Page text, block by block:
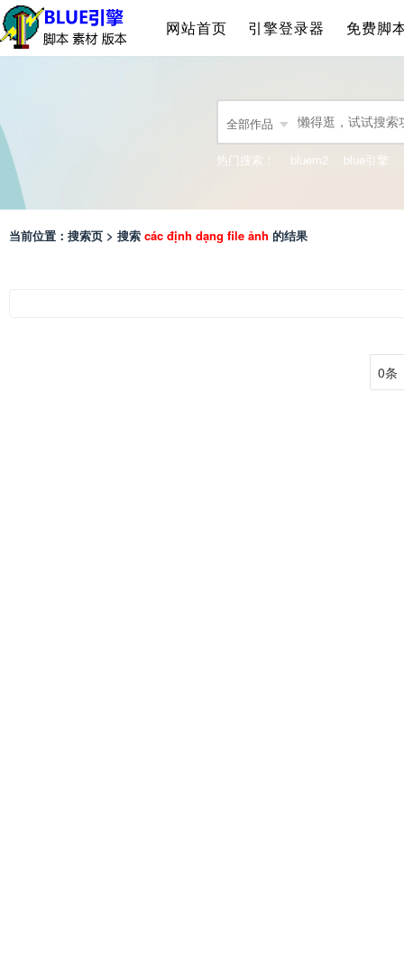
网站首页 引擎登录器 免费脚
全部作品
热门搜索： bluem2 blue引擎
当前位置：搜索页 > 搜索 các định dạng file ảnh 的结果
0条